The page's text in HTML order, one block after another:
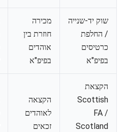
שוק יד-שנייה
/ החלפת
כרטיסים
בפיפ"א
מכירה
חוזרת בין
אוהדים
בפיפ"א
הקצאת
Scottish
FA /
Scotland
הקצאה
לאוהדים
זכאים